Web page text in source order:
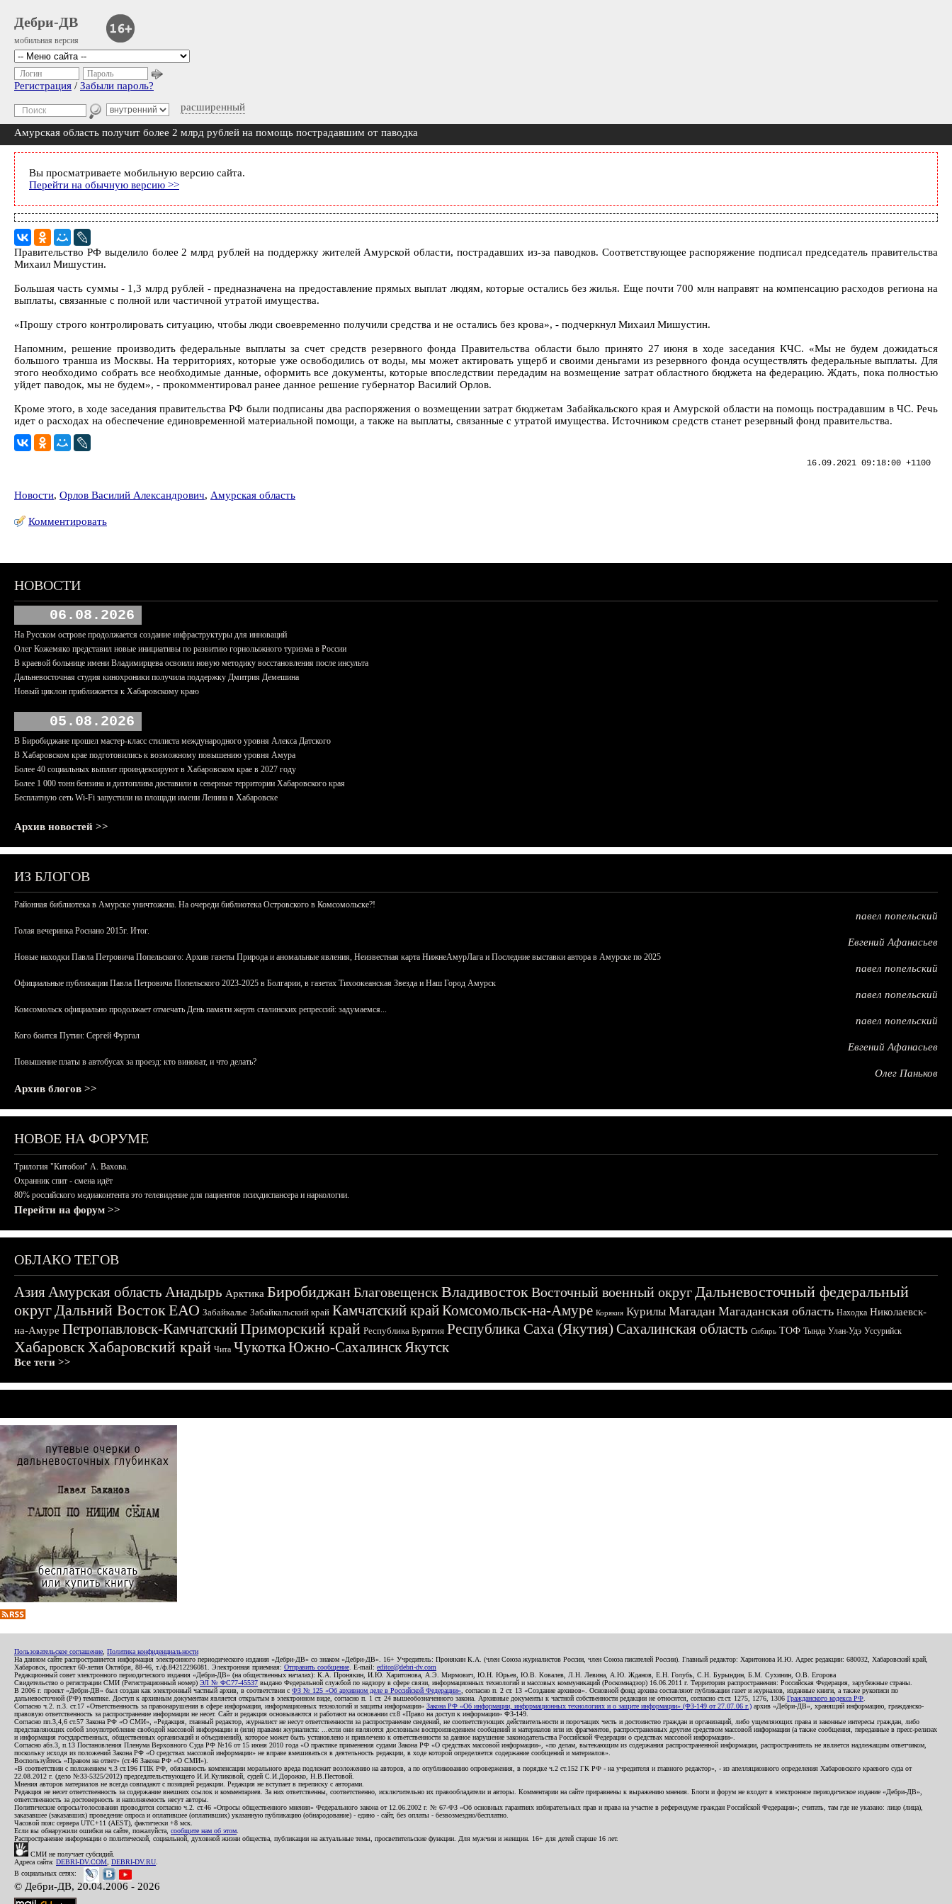
Дебри-ДВ
мобильная версия
расширенный
Логин Пароль
Регистрация / Забыли пароль?
Амурская область получит более 2 млрд рублей на помощь пострадавшим от паводка
Вы просматриваете мобильную версию сайта.
Перейти на обычную версию >>
Правительство РФ выделило более 2 млрд рублей на поддержку жителей Амурской области, пострадавших из-за паводков. Соответствующее распоряжение подписал председатель правительства
Михаил Мишустин.
Большая часть суммы - 1,3 млрд рублей - предназначена на предоставление прямых выплат людям, которые остались без жилья. Еще почти 700 млн направят на компенсацию расходов региона на
выплаты, связанные с полной или частичной утратой имущества.
«Прошу строго контролировать ситуацию, чтобы люди своевременно получили средства и не остались без крова», - подчеркнул Михаил Мишустин.
Напомним, решение производить федеральные выплаты за счет средств резервного фонда Правительства области было принято 27 июня в ходе заседания КЧС. «Мы не будем дожидаться
большого транша из Москвы. На территориях, которые уже освободились от воды, мы может актировать ущерб и своими деньгами из резервного фонда осуществлять федеральные выплаты. Для
этого необходимо собрать все необходимые данные, оформить все документы, которые впоследствии передадим на возмещение затрат областного бюджета на федерацию. Ждать, пока полностью
уйдет паводок, мы не будем», - прокомментировал ранее данное решение губернатор Василий Орлов.
Кроме этого, в ходе заседания правительства РФ были подписаны два распоряжения о возмещении затрат бюджетам Забайкальского края и Амурской области на помощь пострадавшим в ЧС. Речь
идет о расходах на обеспечение единовременной материальной помощи, а также на выплаты, связанные с утратой имущества. Источником средств станет резервный фонд правительства.
16.09.2021 09:18:00 +1100
Новости, Орлов Василий Александрович, Амурская область
Комментировать
НОВОСТИ
06.08.2026
На Русском острове продолжается создание инфраструктуры для инноваций
Олег Кожемяко представил новые инициативы по развитию горнолыжного туризма в России
В краевой больнице имени Владимирцева освоили новую методику восстановления после инсульта
Дальневосточная студия кинохроники получила поддержку Дмитрия Демешина
Новый циклон приближается к Хабаровскому краю
05.08.2026
В Биробиджане прошел мастер-класс стилиста международного уровня Алекса Датского
В Хабаровском крае подготовились к возможному повышению уровня Амура
Более 40 социальных выплат проиндексируют в Хабаровском крае в 2027 году
Более 1 000 тонн бензина и дизтоплива доставили в северные территории Хабаровского края
Бесплатную сеть Wi-Fi запустили на площади имени Ленина в Хабаровске
Архив новостей >>
ИЗ БЛОГОВ
Районная библиотека в Амурске уничтожена. На очереди библиотека Островского в Комсомольске?!
павел попельский
Голая вечеринка Роснано 2015г. Итог.
Евгений Афанасьев
Новые находки Павла Петровича Попельского: Архив газеты Природа и аномальные явления, Неизвестная карта НижнеАмурЛага и Последние выставки автора в Амурске по 2025
павел попельский
Официальные публикации Павла Петровича Попельского 2023-2025 в Болгарии, в газетах Тихоокеанская Звезда и Наш Город Амурск
павел попельский
Комсомольск официально продолжает отмечать День памяти жертв сталинских репрессий: задумаемся...
павел попельский
Кого боится Путин: Сергей Фургал
Евгений Афанасьев
Повышение платы в автобусах за проезд: кто виноват, и что делать?
Олег Паньков
Архив блогов >>
НОВОЕ НА ФОРУМЕ
Трилогия "Китобои" А. Вахова.
Охранник спит - смена идёт
80% российского медиаконтента это телевидение для пациентов психдиспансера и наркологии.
Перейти на форум >>
ОБЛАКО ТЕГОВ
АзияАмурская область Анадырь Арктика БиробиджанБлаговещенскВладивостокВосточный военный округДальневосточный федеральный
округДальний ВостокЕАО Забайкалье Забайкальский край Камчатский крайКомсомольск-на-Амуре Корякия Курилы Магадан Магаданская область Находка Николаевск-
на-Амуре Петропавловск-КамчатскийПриморский край Республика Бурятия Республика Саха (Якутия) Сахалинская область Сибирь ТОФ Тында Улан-Удэ Уссурийск
ХабаровскХабаровский край Чита ЧукоткаЮжно-СахалинскЯкутск
Все теги >>
Пользовательское соглашение Политика конфиденциальности
На данном сайте распространяется информация электронного периодического издания «Дебри-ДВ» со знаком «Дебри-ДВ». 16+ Учредитель: Пронякин К.А. (член Союза журналистов России, член Союза писателей России). Главный редактор: Харитонова И.Ю. Адрес редакции: 680032, Хабаровский край,
Хабаровск, проспект 60-летия Октября, 88-46, т./ф.84212296081. Электронная приемная: Отправить сообщение . E-mail: editor@debri-dv.com
Редакционный совет электронного периодического издания «Дебри-ДВ» (на общественных началах): К.А. Пронякин, И.Ю. Харитонова, А.Э. Мирмович, Ю.Н. Юрьев, Ю.В. Ковалев, Л.Н. Левина, А.Ю. Жданов, Е.Н. Голубь, С.Н. Бурындин, Б.М. Сухинин, О.В. Егорова
Свидетельство о регистрации СМИ (Регистрационный номер) ЭЛ № ФС77-45537 выдано Федеральной службой по надзору в сфере связи, информационных технологий и массовых коммуникаций (Роскомнадзор) 16.06.2011 г. Территория распространения: Российская Федерация, зарубежные страны.
В 2006 г. проект «Дебри-ДВ» был создан как электронный частный архив, в соответствии с ФЗ № 125 «Об архивном деле в Российской Федерации» , согласно п. 2 ст. 13 «Создание архивов». Основной фонд архива составляют публикации газет и журналов, изданные книги, а также рукописи по
дальневосточной (РФ) тематике. Доступ к архивным документам является открытым в электронном виде, согласно п. 1 ст. 24 вышеобозначенного закона. Архивные документы к частной собственности редакции не относятся, согласно ст.ст. 1275, 1276, 1306 Гражданского кодекса РФ
Согласно ч.2. п.3. ст.17 «Ответственность за правонарушения в сфере информации, информационных технологий и защиты информации» Закона РФ «Об информации, информационных технологиях и о защите информации» (ФЗ-149 от 27.07.06 г.) архив «Дебри-ДВ», хранящий информацию, гражданско-
правовую ответственность за распространение информации не несет. Сайт и редакция основываются и работают на основании ст.8 «Право на доступ к информации» ФЗ-149.
Согласно пп.3,4,6 ст.57 Закона РФ «О СМИ», «Редакция, главный редактор, журналист не несут ответственности за распространение сведений, не соответствующих действительности и порочащих честь и достоинство граждан и организаций, либо ущемляющих права и законные интересы граждан, либо
представляющих собой злоупотребление свободой массовой информации и (или) правами журналиста: ...если они являются дословным воспроизведением сообщений и материалов или их фрагментов, распространенных другим средством массовой информации (а также сообщения, переданные в пресс-релизах
и информация государственных, общественных организаций и объединений), которое может быть установлено и привлечено к ответственности за данное нарушение законодательства Российской Федерации о средствах массовой информации».
Согласно абз.3, п.13 Постановления Пленума Верховного Суда РФ №16 от 15 июня 2010 года «О практике применения судами Закона РФ «О средствах массовой информации», «по делам, вытекающим из содержания распространенной информации, распространитель не является надлежащим ответчиком,
поскольку исходя из положений Закона РФ «О средствах массовой информации» не вправе вмешиваться в деятельность редакции, в ходе которой определяется содержание сообщений и материалов».
Воспользуйтесь «Правом на ответ» (ст.46 Закона РФ «О СМИ»).
«В соответствии с положением ч.3 ст.196 ГПК РФ, обязанность компенсации морального вреда подлежит возложению на авторов, а по опубликованию опровержения, в порядке ч.2 ст.152 ГК РФ - на учредителя и главного редактор», - из апелляционного определения Хабаровского краевого суда от
22.08.2012 г. (дело №33-5325/2012) председательствующего И.И.Куликовой, судей С.И.Дорожко, Н.В.Пестовой.
Мнения авторов материалов не всегда совпадают с позицией редакции. Редакция не вступает в переписку с авторами.
Редакция не несет ответственность за содержание внешних ссылок и комментариев. За них ответственны, соответственно, исключительно их правообладатели и авторы. Комментарии на сайте приравнены к выражению мнения. Блоги и форум не входят в электронное периодическое издание «Дебри-ДВ»,
ответственность за достоверность и наполняемость несут авторы.
Политические опросы/голосования проводятся согласно ч.2. ст.46 «Опросы общественного мнения» Федерального закона от 12.06.2002 г. № 67-ФЗ «Об основных гарантиях избирательных прав и права на участие в референдуме граждан Российской Федерации»; считать, там где не указано: лицо (лица),
заказавшее (заказавших) проведение опроса и оплатившее (оплативших) указанную публикацию (обнародование) - едино - сайт, без оплаты - безвозмездно/бесплатно.
Часовой пояс сервера UTC+11 (AEST), фактически +8 мск.
Если вы обнаружили ошибки на сайте, пожалуйста, сообщите нам об этом
Распространение информации о политической, социальной, духовной жизни общества, публикации на актуальные темы, просветительские функции. Для мужчин и женщин. 16+ для детей старше 16 лет.
СМИ не получает субсидий.
Адреса сайта: DEBRI-DV.COM DEBRI-DV.RU
В социальных сетях:
© Дебри-ДВ, 20.04.2006 - 2026